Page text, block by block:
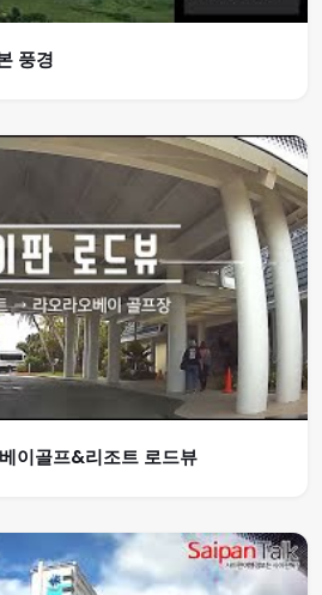
풍경
이골프&리조트 로드뷰